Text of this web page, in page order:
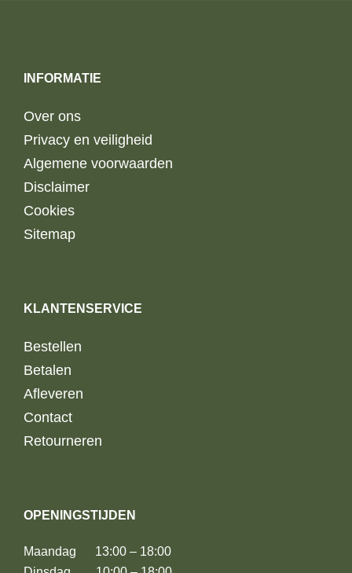
INFORMATIE
Over ons
Privacy en veiligheid
Algemene voorwaarden
Disclaimer
Cookies
Sitemap
KLANTENSERVICE
Bestellen
Betalen
Afleveren
Contact
Retourneren
OPENINGSTIJDEN
Maandag 13:00 – 18:00